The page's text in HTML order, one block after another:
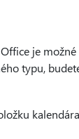
je
typu,